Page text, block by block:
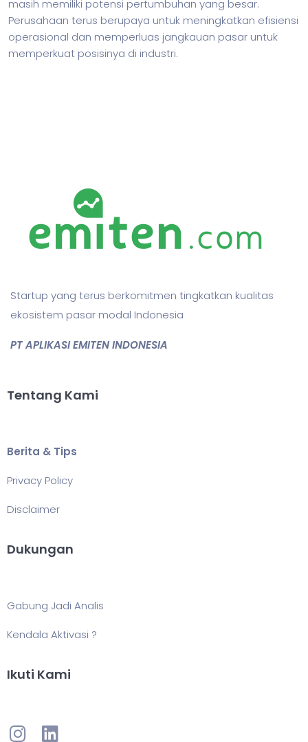
masih memiliki potensi pertumbuhan yang besar.
Perusahaan terus berupaya untuk meningkatkan efisiensi
operasional dan memperluas jangkauan pasar untuk
memperkuat posisinya di industri.
Startup yang terus berkomitmen tingkatkan kualitas
ekosistem pasar modal Indonesia
PT APLIKASI EMITEN INDONESIA
Tentang Kami
Berita & Tips
Privacy Policy
Disclaimer
Dukungan
Gabung Jadi Analis
Kendala Aktivasi ?
Ikuti Kami